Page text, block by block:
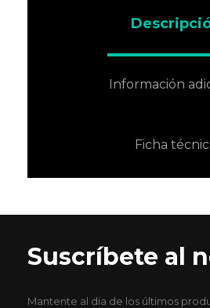
Información
Ficha
Suscríbete al
Mantente al dia de los últimos